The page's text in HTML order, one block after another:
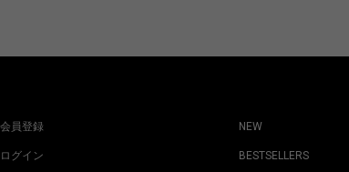
会員登録
ログイン
NEW
BESTSELLERS